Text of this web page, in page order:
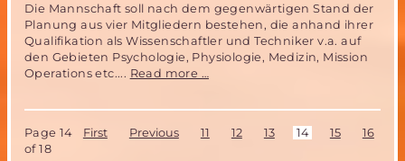
Die Mannschaft soll nach dem gegenwärtigen Stand der
Planung aus vier Mitgliedern bestehen, die anhand ihrer
Qualifikation als Wissenschaftler und Techniker v.a. auf
den Gebieten Psychologie, Physiologie, Medizin, Mission
Operations etc.... Read more …
Freiwillige
Page 14
of 18
First Previous 11 12 13 14 15 16